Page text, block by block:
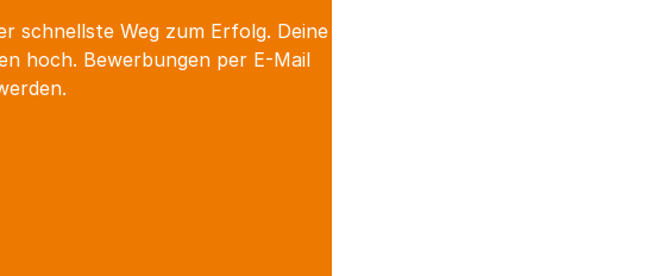
schnellste Weg zum Erfolg. Deine
hoch. Bewerbungen per E-Mail